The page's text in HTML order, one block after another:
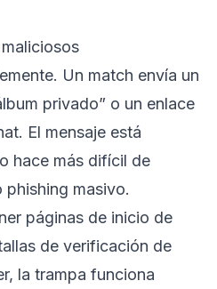
Un match envía un
privado” o un enlace
El mensaje está
hace más difícil de
masivo.
páginas de inicio de
de verificación de
la trampa funciona